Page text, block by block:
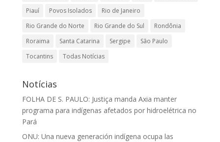
Piauí
Povos Isolados
Rio de Janeiro
Rio Grande do Norte
Rio Grande do Sul
Rondônia
Roraima
Santa Catarina Sergipe
São Paulo
Tocantins
Todas Notícias
Notícias
FOLHA DE S. PAULO: Justiça manda Axia manter
programa para indígenas afetados por hidroelétrica no
Pará
ONU: Una nueva generación indígena ocupa las